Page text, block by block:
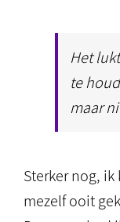
Het
te
maar
Sterker nog,
mezelf ooit